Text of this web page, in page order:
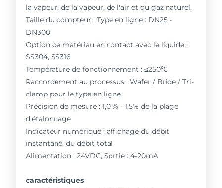
la vapeur, de la vapeur, de l'air et du gaz naturel.
Taille du compteur : Type en ligne : DN25 -
DN300
Option de matériau en contact avec le liquide :
SS304, SS316
Température de fonctionnement : ≤250℃
Raccordement au processus : Wafer / Bride / Tri-
clamp pour le type en ligne
Précision de mesure : 1,0 % - 1,5% de la plage
d'étalonnage
Indicateur numérique : affichage du débit
instantané, du débit total
Alimentation : 24VDC, Sortie : 4-20mA
caractéristiques